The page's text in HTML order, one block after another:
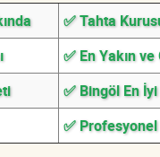
✅ Tahta
✅ En Yakın
✅ Bingöl En
✅